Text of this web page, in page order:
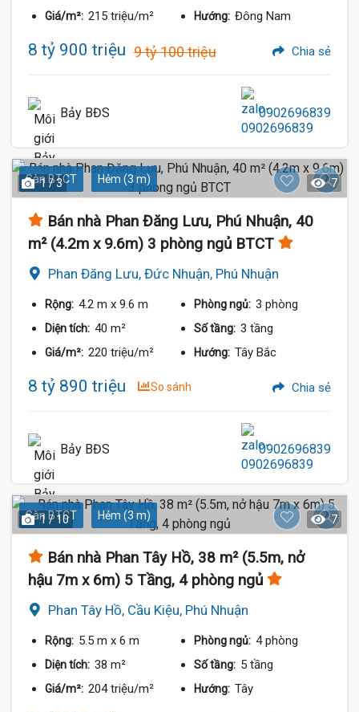
Giá/m²: 215 triệu/m² Hướng: Đông Nam
8 tỷ 900 triệu 9 tỷ 100 triệu Chia sẻ
Bảy BĐS 0902696839
Sàn BTCT Hẻm (3 m)
1 / 3 7
Bán nhà Phan Đăng Lưu, Phú Nhuận, 40
m² (4.2m x 9.6m) 3 phòng ngủ BTCT
Phan Đăng Lưu, Đức Nhuận, Phú Nhuận
Rộng: 4.2 m x 9.6 m Phòng ngủ: 3 phòng
Diện tích: 40 m² Số tầng: 3 tầng
Giá/m²: 220 triệu/m² Hướng: Tây Bắc
8 tỷ 890 triệu So sánh Chia sẻ
Bảy BĐS 0902696839
Sàn BTCT Hẻm (3 m)
1 / 10 7
Bán nhà Phan Tây Hồ, 38 m² (5.5m, nở
hậu 7m x 6m) 5 Tầng, 4 phòng ngủ
Phan Tây Hồ, Cầu Kiệu, Phú Nhuận
Rộng: 5.5 m x 6 m Phòng ngủ: 4 phòng
Diện tích: 38 m² Số tầng: 5 tầng
Giá/m²: 204 triệu/m² Hướng: Tây